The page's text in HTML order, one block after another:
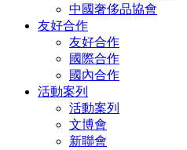
中國奢侈品協會
友好合作
友好合作
國際合作
國內合作
活動案列
活動案列
文博會
新聯會